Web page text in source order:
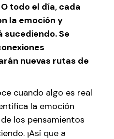
todo el día, cada
la emoción y
sucediendo. Se
nuevas rutas de
cuando algo es real
la emoción
los pensamientos
¡Así que a